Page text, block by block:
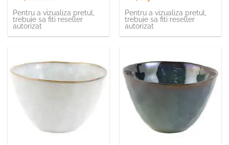
Pentru a vizualiza pretul,
trebuie sa fiti reseller
autorizat
Pentru a vizualiza pretul,
trebuie sa fiti reseller
autorizat